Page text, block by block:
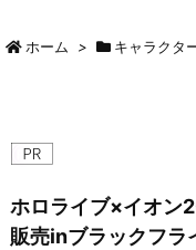
ホーム > キャラクタ
ホロライブ×イオン
販売inブラックフラ